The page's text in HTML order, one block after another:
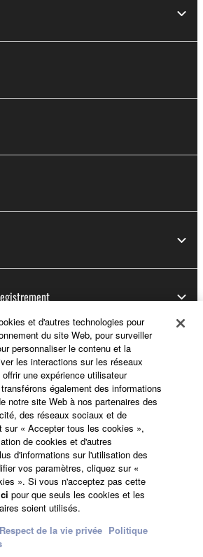
et d'autres technologies pour
du site Web, pour surveiller
personnaliser le contenu et la
les interactions sur les réseaux
une expérience utilisateur
également des informations
notre site Web à nos partenaires des
des réseaux sociaux et de
sur « Accepter tous les cookies »,
de cookies et d'autres
d'informations sur l'utilisation des
vos paramètres, cliquez sur «
». Si vous n'acceptez pas cette
pour que seuls les cookies et les
soient utilisés.
Respect de la vie privée Politique